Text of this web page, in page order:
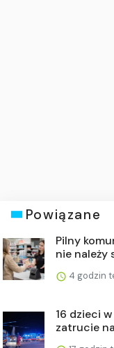
Powiązane
Pilny
nie należy
4 godzin
16 dzieci
zatrucie